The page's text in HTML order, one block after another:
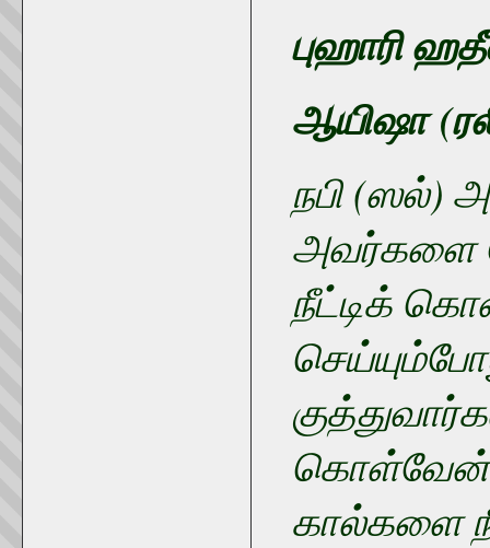
புஹாரி
ஆயிஷா
நபி (ஸல்)
அவர்களை
நீட்டிக்
கொள்வேன்.
கால்களை